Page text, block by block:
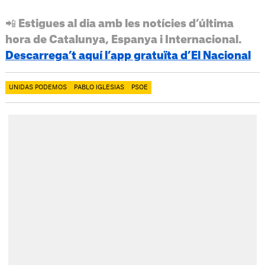
📲 Estigues al dia amb les notícies d’última
hora de Catalunya, Espanya i Internacional.
Descarrega’t aquí l’app gratuïta d’El Nacional
UNIDAS PODEMOS PABLO IGLESIAS PSOE